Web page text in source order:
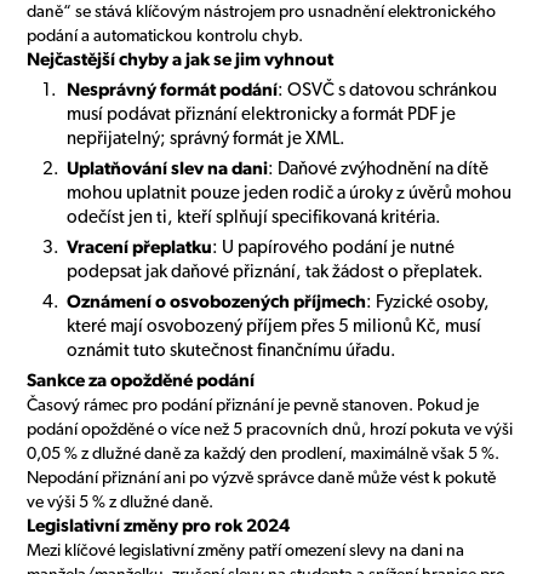
daně“ se stává klíčovým nástrojem pro usnadnění elektronického
podání a automatickou kontrolu chyb.
Nejčastější chyby a jak se jim vyhnout
Nesprávný formát podání: OSVČ s datovou schránkou
musí podávat přiznání elektronicky a formát PDF je
nepřijatelný; správný formát je XML.
Uplatňování slev na dani: Daňové zvýhodnění na dítě
mohou uplatnit pouze jeden rodič a úroky z úvěrů mohou
odečíst jen ti, kteří splňují specifikovaná kritéria.
Vracení přeplatku: U papírového podání je nutné
podepsat jak daňové přiznání, tak žádost o přeplatek.
Oznámení o osvobozených příjmech: Fyzické osoby,
které mají osvobozený příjem přes 5 milionů Kč, musí
oznámit tuto skutečnost finančnímu úřadu.
Sankce za opožděné podání
Časový rámec pro podání přiznání je pevně stanoven. Pokud je
podání opožděné o více než 5 pracovních dnů, hrozí pokuta ve výši
0,05 % z dlužné daně za každý den prodlení, maximálně však 5 %.
Nepodání přiznání ani po výzvě správce daně může vést k pokutě
ve výši 5 % z dlužné daně.
Legislativní změny pro rok 2024
Mezi klíčové legislativní změny patří omezení slevy na dani na